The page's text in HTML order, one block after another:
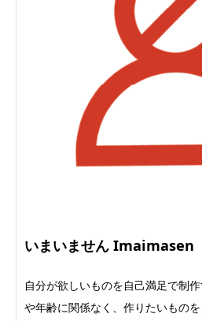
いまいません Imaimasen
自分が欲しいものを自己満足で制
や年齢に関係なく、作りたいもの